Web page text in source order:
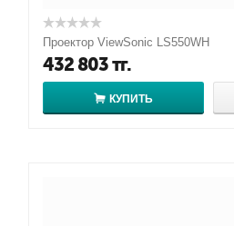
Проектор ViewSonic LS550WH
432 803тг.
КУПИТЬ